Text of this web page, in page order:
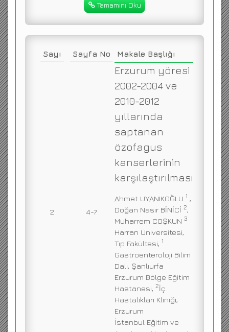
Tamamını Oku
Sayı Sayfa No Makale Başlığı
2 4-7
Erzurum yöresi
2002-2004 ve
2010-2012
yıllarında
saptanan
özofagus
kanserlerinin
karşılaştırılması
Ahmet UYANIKOĞLU 1 ,
Doğan Nasır BİNİCİ 2,
Muharrem COŞKUN 3
Harran Üniversitesi,
Tıp Fakültesi, 1
Gastroenteroloji Bilim
Dalı, Şanlıurfa
Erzurum Bölge Eğitim
Hastanesi, 2İç
Hastalıkları Kliniği,
Erzurum
İstanbul Eğitim ve